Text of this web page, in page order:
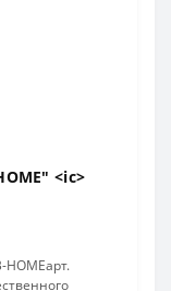
<ic>
HOMEарт.